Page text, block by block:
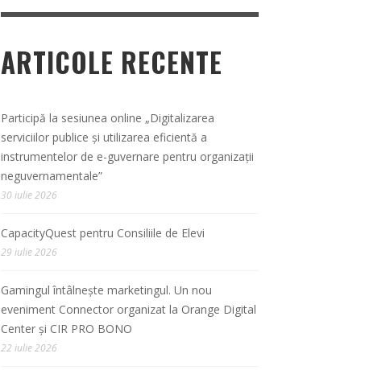
ARTICOLE RECENTE
Participă la sesiunea online „Digitalizarea
serviciilor publice și utilizarea eficientă a
instrumentelor de e-guvernare pentru organizații
neguvernamentale”
30 iulie 2026
CapacityQuest pentru Consiliile de Elevi
29 iulie 2026
Gamingul întâlnește marketingul. Un nou
eveniment Connector organizat la Orange Digital
Center și CIR PRO BONO
22 iulie 2026